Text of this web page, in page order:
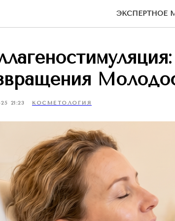
ЭКСПЕРТНОЕ
21:23 КОСМЕТОЛОГИЯ